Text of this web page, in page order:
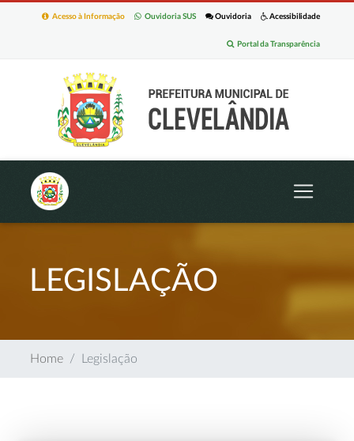
Acessibilidade
Ouvidoria
Ouvidoria SUS
Acesso à Informação
Portal da Transparência
LEGISLAÇÃO
Home Legislação